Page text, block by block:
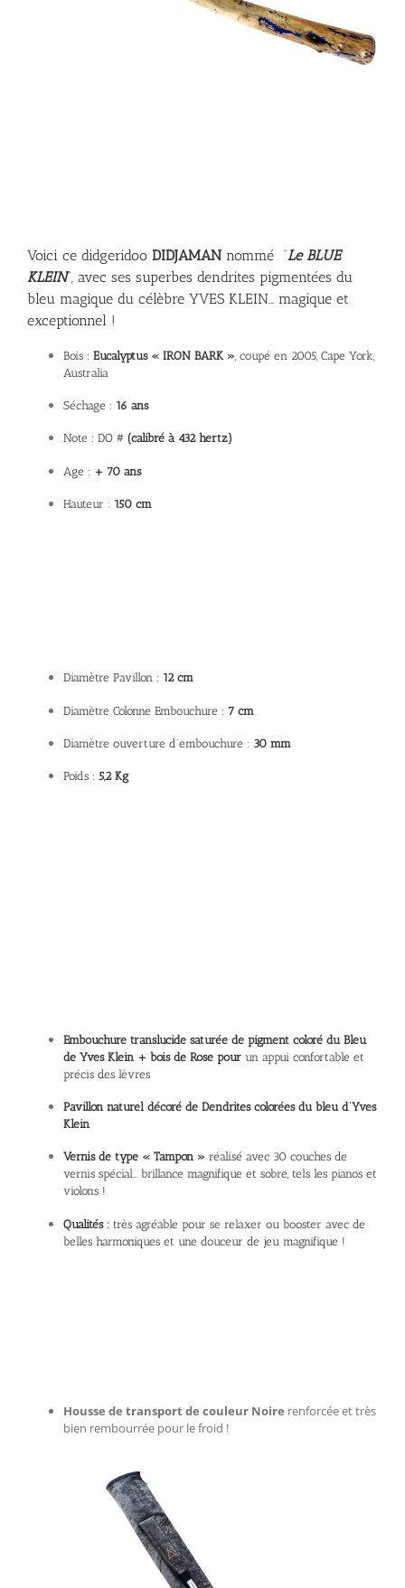
Voici ce didgeridoo DIDJAMANnommé “Le BLUE
KLEIN“, avec ses superbes dendrites pigmentées du
bleu magique du célèbre YVES KLEIN… magique et
exceptionnel !
Bois : Eucalyptus « IRON BARK », coupé en 2005, Cape York,
Australia
Séchage : 16 ans
Note : DO # (calibré à 432 hertz)
Age : + 70 ans
Hauteur : 150 cm
Diamètre Pavillon : 12 cm
Diamètre Colonne Embouchure : 7 cm
Diamètre ouverture d’embouchure : 30 mm
Poids : 5,2 Kg
Embouchure translucide saturée de pigment coloré du Bleu
de Yves Klein + bois de Rose pourun appui confortable et
précis des lèvres
Pavillon naturel décoré de Dendrites colorées du bleu d’Yves
Klein
Vernis de type « Tampon »réalisé avec 30 couches de
vernis spécial… brillance magnifique et sobre, tels les pianos et
violons !
Qualités :très agréable pour se relaxer ou booster avec de
belles harmoniques et une douceur de jeu magnifique !
Housse de transport de couleur Noire renforcée et très
bien rembourrée pour le froid !